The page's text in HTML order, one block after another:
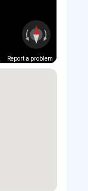
Report a problem